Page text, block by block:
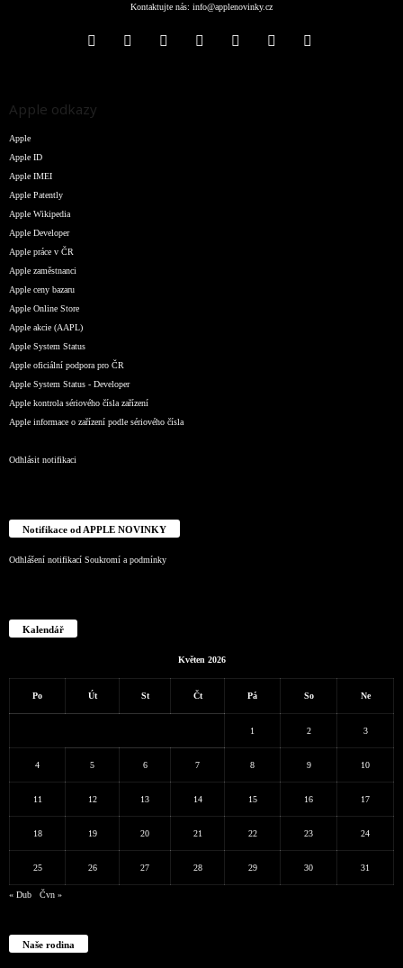
Kontaktujte nás: info@applenovinky.cz
Apple odkazy
Apple
Apple ID
Apple IMEI
Apple Patently
Apple Wikipedia
Apple Developer
Apple práce v ČR
Apple zaměstnanci
Apple ceny bazaru
Apple Online Store
Apple akcie (AAPL)
Apple System Status
Apple oficiální podpora pro ČR
Apple System Status - Developer
Apple kontrola sériového čísla zařízení
Apple informace o zařízení podle sériového čísla
Odhlásit notifikaci
Notifikace od APPLE NOVINKY
Odhlášení notifikací Soukromí a podmínky
Kalendář
Květen 2026
Po Út St Čt Pá So Ne
1 2 3
4 5 6 7 8 9 10
11 12 13 14 15 16 17
18 19 20 21 22 23 24
25 26 27 28 29 30 31
« Dub Čvn »
Naše rodina